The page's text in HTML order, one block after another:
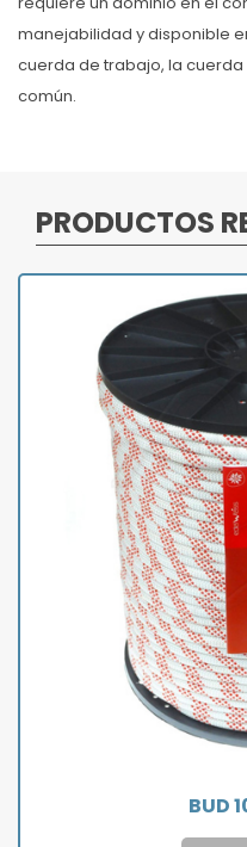
manejabilidad y disponible
cuerda de trabajo, la
común.
PRODUCTOS
BUD